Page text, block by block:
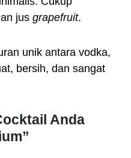
jus grapefruit.
unik antara vodka,
bersih, dan sangat
Anda